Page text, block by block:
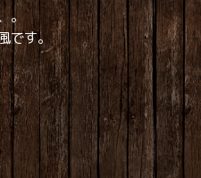
。
です。